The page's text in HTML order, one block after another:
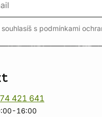
souhlasíš s podmínkami
421 641
16:00